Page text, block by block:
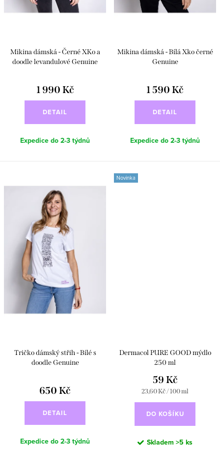
u
Mikina dámská - Černé XKo a
doodle levandulové Genuine
1 990 Kč
DETAIL
Expedice do 2-3 týdnů
Mikina dámská - Bílá Xko černé
Genuine
1 590 Kč
DETAIL
Expedice do 2-3 týdnů
Tričko dámský střih - Bílé s
doodle Genuine
650 Kč
DETAIL
Expedice do 2-3 týdnů
Novinka
Dermacol PURE GOOD mýdlo
250 ml
59 Kč
Měrná
cena:
23,60 Kč / 100 ml
DO KOŠÍKU
Skladem >5 ks